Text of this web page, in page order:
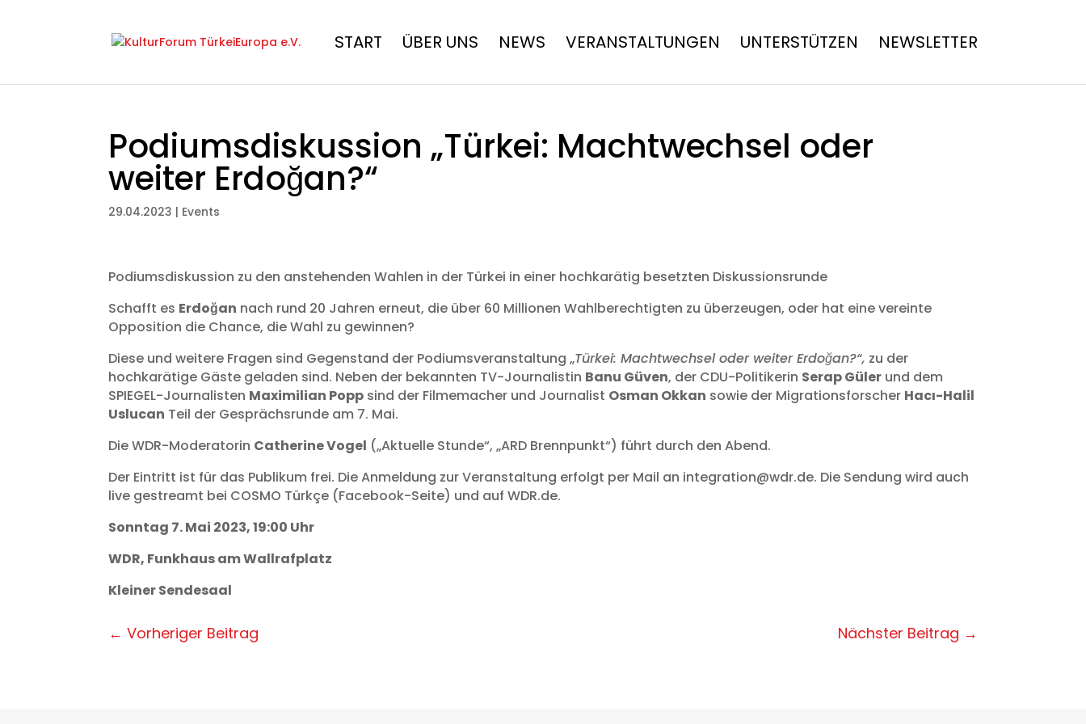
START ÜBER UNS NEWS VERANSTALTUNGEN UNTERSTÜTZEN NEWSLETTER
Podiumsdiskussion „Türkei: Machtwechsel oder
weiter Erdoğan?“
29.04.2023 | Events
Podiumsdiskussion zu den anstehenden Wahlen in der Türkei in einer hochkarätig besetzten Diskussionsrunde
Schafft es Erdoğan nach rund 20 Jahren erneut, die über 60 Millionen Wahlberechtigten zu überzeugen, oder hat eine vereinte
Opposition die Chance, die Wahl zu gewinnen?
Diese und weitere Fragen sind Gegenstand der Podiumsveranstaltung „Türkei: Machtwechsel oder weiter Erdoğan?“, zu der
hochkarätige Gäste geladen sind. Neben der bekannten TV-Journalistin Banu Güven, der CDU-Politikerin Serap Güler und dem
SPIEGEL-Journalisten Maximilian Popp sind der Filmemacher und Journalist Osman Okkan sowie der Migrationsforscher Hacı-Halil
Uslucan Teil der Gesprächsrunde am 7. Mai.
Die WDR-Moderatorin Catherine Vogel („Aktuelle Stunde“, „ARD Brennpunkt“) führt durch den Abend.
Der Eintritt ist für das Publikum frei. Die Anmeldung zur Veranstaltung erfolgt per Mail an integration@wdr.de. Die Sendung wird auch
live gestreamt bei COSMO Türkçe (Facebook-Seite) und auf WDR.de.
Sonntag 7. Mai 2023, 19:00 Uhr
WDR, Funkhaus am Wallrafplatz
Kleiner Sendesaal
←Vorheriger Beitrag Nächster Beitrag →